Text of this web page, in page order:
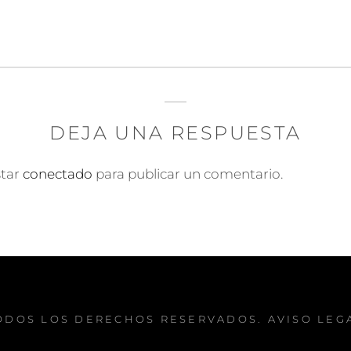
DEJA UNA RESPUESTA
conectado para publicar un comentario.
LOS DERECHOS RESERVADOS. AVISO